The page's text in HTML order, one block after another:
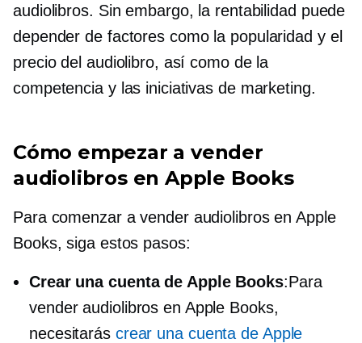
audiolibros. Sin embargo, la rentabilidad puede
depender de factores como la popularidad y el
precio del audiolibro, así como de la
competencia y las iniciativas de marketing.
Cómo empezar a vender
audiolibros en Apple Books
Para comenzar a vender audiolibros en Apple
Books, siga estos pasos:
Crear una cuenta de Apple Books:Para
vender audiolibros en Apple Books,
necesitarás crear una cuenta de Apple